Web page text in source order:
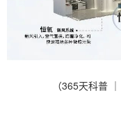
（365天科普